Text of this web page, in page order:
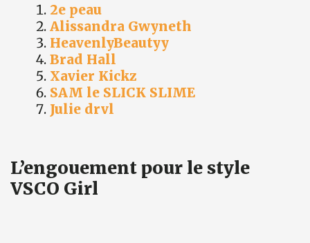
2e peau
Alissandra Gwyneth
HeavenlyBeautyy
Brad Hall
Xavier Kickz
SAM le SLICK SLIME
Julie drvl
L’engouement pour le style
VSCO Girl